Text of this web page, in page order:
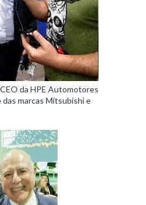
da HPE Automotores
das marcas Mitsubishi e